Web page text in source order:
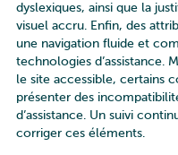
dyslexiques, ainsi que la
visuel accru. Enfin, des
une navigation fluide et
technologies d’assistance.
le site accessible, certains
présenter des
d’assistance. Un suivi
corriger ces éléments.